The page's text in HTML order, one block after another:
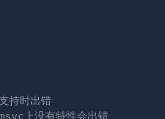
持时出错
上没有特性会出错